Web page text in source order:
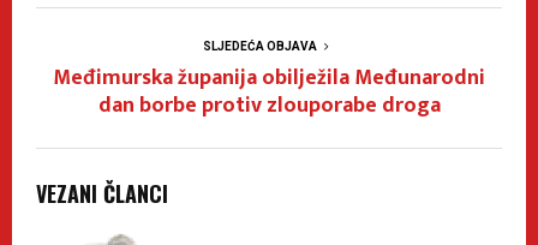
SLJEDEĆA OBJAVA
Međimurska županija obilježila Međunarodni
dan borbe protiv zlouporabe droga
VEZANI ČLANCI